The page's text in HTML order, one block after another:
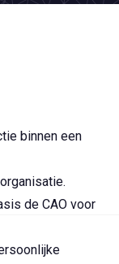
binnen een
de CAO voor